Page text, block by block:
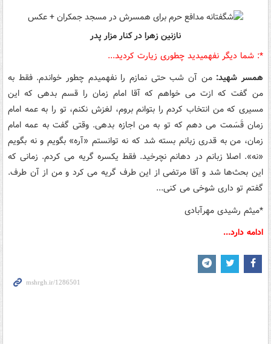
نازنین زهرا در کنار مزار پدر
*:‌ شما دیگر نفهمیدید چطوری زیارت کردید...
همسر شهید:من آن شب حتی نمازم را نفهمیدم چطور خواندم. فقط به
من گفت که ازت می خواهم که آقا امام زمان را قسم بدهی که این
مسیری که من انتخاب کردم را بتوانم بروم، لغزش نکنم، تو را به عمه امام
زمان قَسَمت می دهم که تو به من اجازه بدهی. وقتی گفت به عمه امام
زمان، من به قدری زبانم بسته شد که نه توانستم «آره» بگویم و نه بگویم
«نه». اصلا زبانم در دهانم نچرخید. فقط یکسره گریه می کردم. زمانی که
این بحث‌ها شد و آقا مرتضی از این طرف گریه می کرد و من از آن طرف.
گفتم تو داری شوخی می کنی...
*میثم رشیدی مهرآبادی
ادامه دارد...